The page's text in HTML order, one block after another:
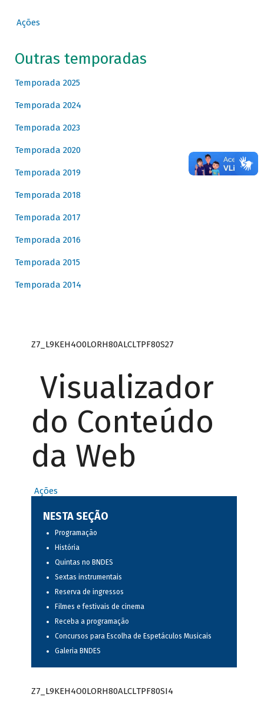
Ações
Outras temporadas
Temporada 2025
Temporada 2024
Temporada 2023
Temporada 2020
Temporada 2019
Temporada 2018
Temporada 2017
Temporada 2016
Temporada 2015
Temporada 2014
Z7_L9KEH4O0LORH80ALCLTPF80S27
Visualizador
do Conteúdo
da Web
Ações
NESTA SEÇÃO
Programação
História
Quintas no BNDES
Sextas instrumentais
Reserva de ingressos
Filmes e festivais de cinema
Receba a programação
Concursos para Escolha de Espetáculos Musicais
Galeria BNDES
Z7_L9KEH4O0LORH80ALCLTPF80SI4